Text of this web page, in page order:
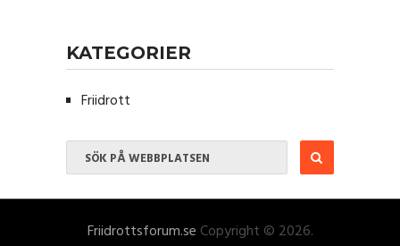
KATEGORIER
Friidrott
Friidrottsforum.se Copyright © 2026.